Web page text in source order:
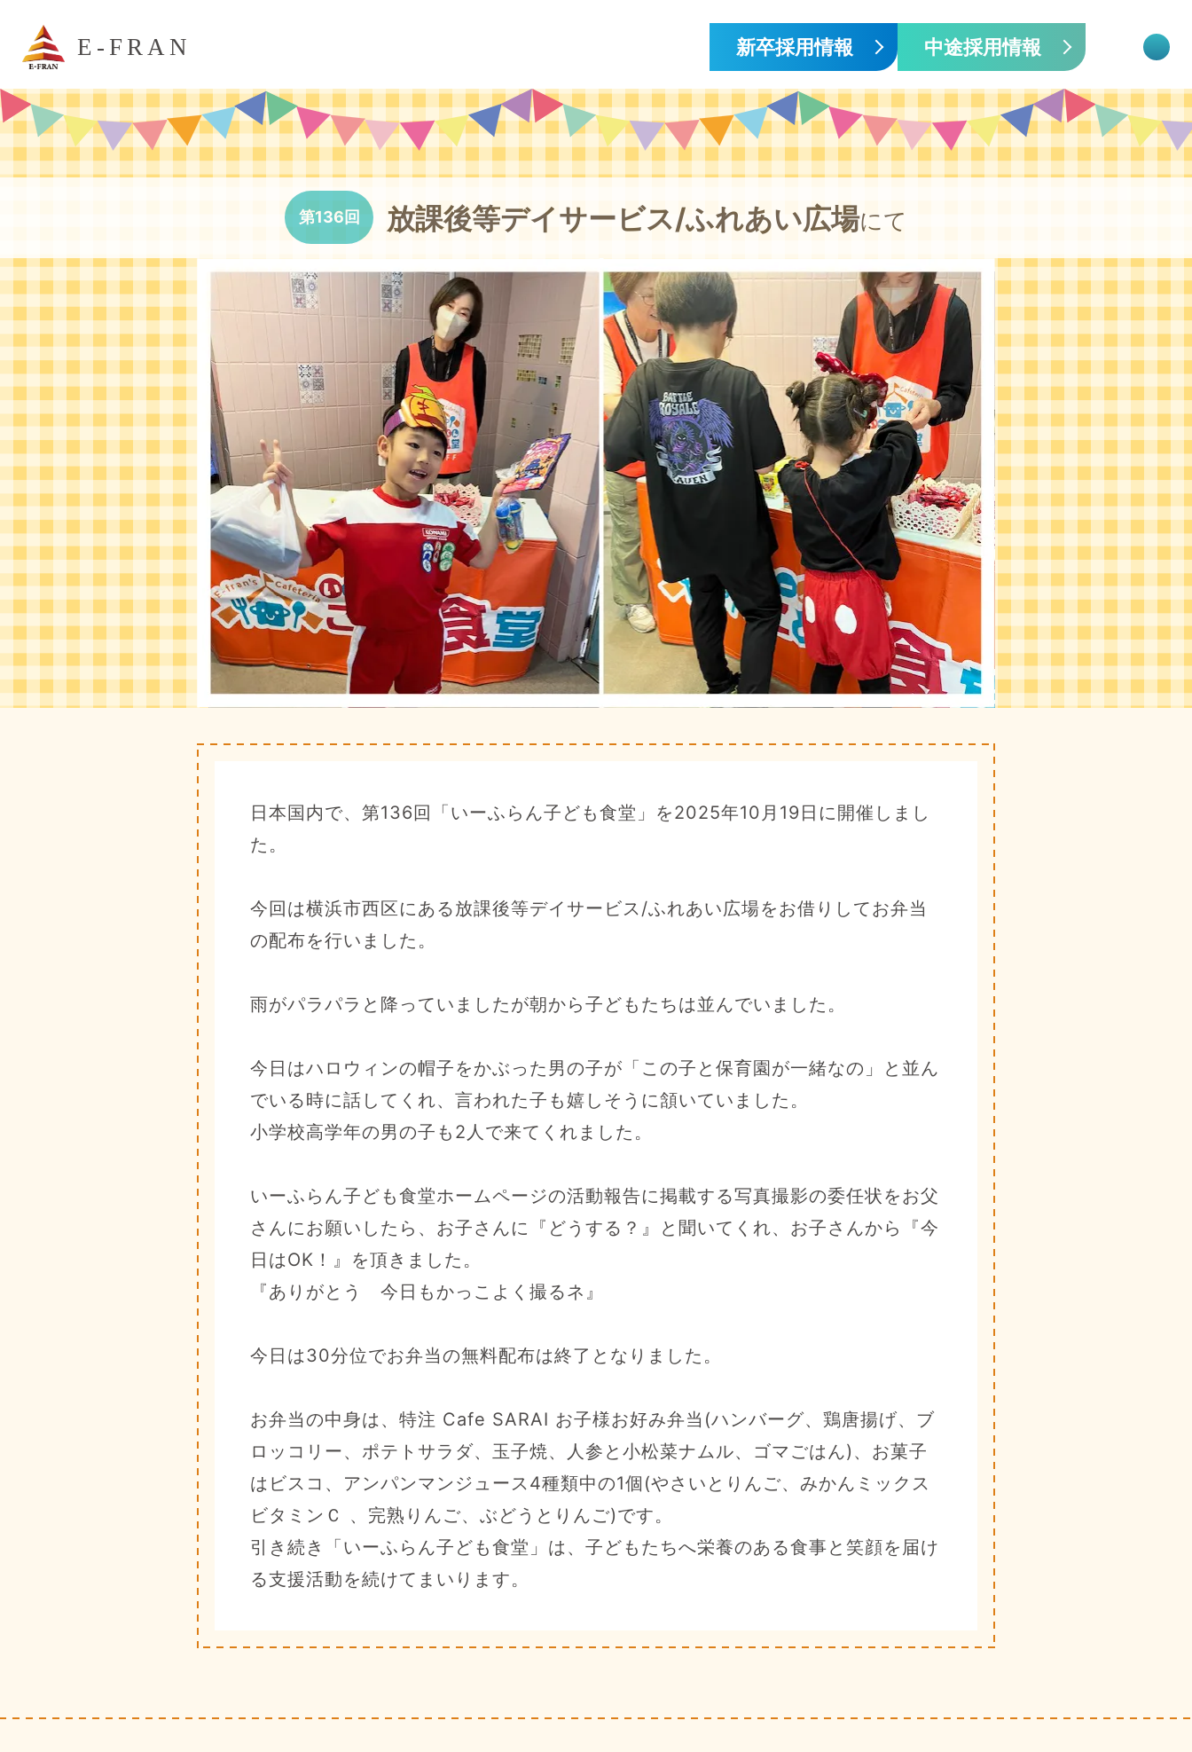
E-FRAN 新卒採用情報 中途採用情報
第136回 放課後等デイサービス/ふれあい広場にて
日本国内で、第136回「いーふらん子ども食堂」を2025年10月19日に開催しまし
た。
今回は横浜市西区にある放課後等デイサービス/ふれあい広場をお借りしてお弁当
の配布を行いました。
雨がパラパラと降っていましたが朝から子どもたちは並んでいました。
今日はハロウィンの帽子をかぶった男の子が「この子と保育園が一緒なの」と並ん
でいる時に話してくれ、言われた子も嬉しそうに頷いていました。
小学校高学年の男の子も2人で来てくれました。
いーふらん子ども食堂ホームページの活動報告に掲載する写真撮影の委任状をお父
さんにお願いしたら、お子さんに『どうする？』と聞いてくれ、お子さんから『今
日はOK！』を頂きました。
『ありがとう 今日もかっこよく撮るネ』
今日は30分位でお弁当の無料配布は終了となりました。
お弁当の中身は、特注 Cafe SARAI お子様お好み弁当(ハンバーグ、鶏唐揚げ、ブ
ロッコリー、ポテトサラダ、玉子焼、人参と小松菜ナムル、ゴマごはん)、お菓子
はビスコ、アンパンマンジュース4種類中の1個(やさいとりんご、みかんミックス
ビタミンＣ 、完熟りんご、ぶどうとりんご)です。
引き続き「いーふらん子ども食堂」は、子どもたちへ栄養のある食事と笑顔を届け
る支援活動を続けてまいります。